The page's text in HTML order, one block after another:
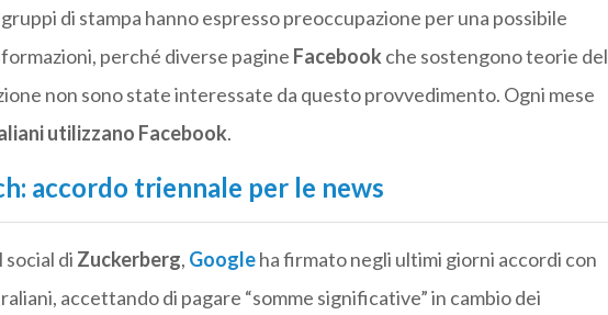
di stampa hanno espresso preoccupazione per una possibile
perché diverse pagine Facebook che sostengono teorie del
non sono state interessate da questo provvedimento. Ogni mese
utilizzano Facebook.
accordo triennale per le news
di Zuckerberg, Googleha firmato negli ultimi giorni accordi con
accettando di pagare “somme significative” in cambio dei